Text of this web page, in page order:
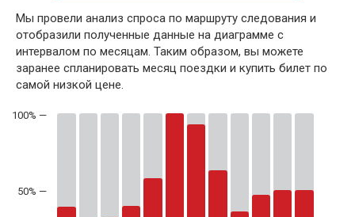
Мы провели анализ спроса по маршруту следования и
отобразили полученные данные на диаграмме с
интервалом по месяцам. Таким образом, вы можете
заранее спланировать месяц поездки и купить билет по
самой низкой цене.
50% —